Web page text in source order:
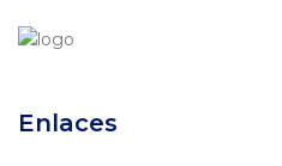
Enlaces